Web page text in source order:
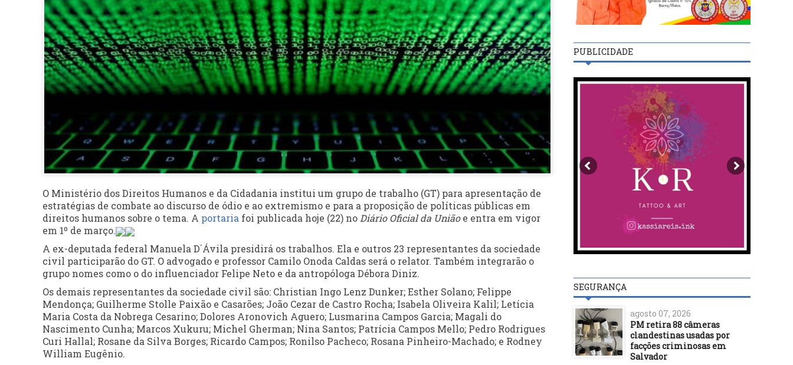
O Ministério dos Direitos Humanos e da Cidadania institui um grupo de trabalho (GT) para apresentação de
estratégias de combate ao discurso de ódio e ao extremismo e para a proposição de políticas públicas em
direitos humanos sobre o tema. A portaria foi publicada hoje (22) noDiário Oficial da Uniãoe entra em vigor
em 1º de março.
A ex-deputada federal Manuela D´Ávila presidirá os trabalhos. Ela e outros 23 representantes da sociedade
civil participarão do GT. O advogado e professor Camilo Onoda Caldas será o relator. Também integrarão o
grupo nomes como o do influenciador Felipe Neto e da antropóloga Débora Diniz.
Os demais representantes da sociedade civil são: Christian Ingo Lenz Dunker; Esther Solano; Felippe
Mendonça; Guilherme Stolle Paixão e Casarões; João Cezar de Castro Rocha; Isabela Oliveira Kalil; Letícia
Maria Costa da Nobrega Cesarino; Dolores Aronovich Aguero; Lusmarina Campos Garcia; Magali do
Nascimento Cunha; Marcos Xukuru; Michel Gherman; Nina Santos; Patrícia Campos Mello; Pedro Rodrigues
Curi Hallal; Rosane da Silva Borges; Ricardo Campos; Ronilso Pacheco; Rosana Pinheiro-Machado; e Rodney
William Eugênio.
PUBLICIDADE
SEGURANÇA
agosto 07, 2026
PM retira 88 câmeras
clandestinas usadas por
facções criminosas em
Salvador